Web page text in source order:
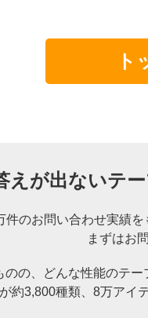
ト
えが出ないテー
件のお問い合わせ実績を
まずはお
のの、どんな性能のテ
約3,800種類、8万アイ